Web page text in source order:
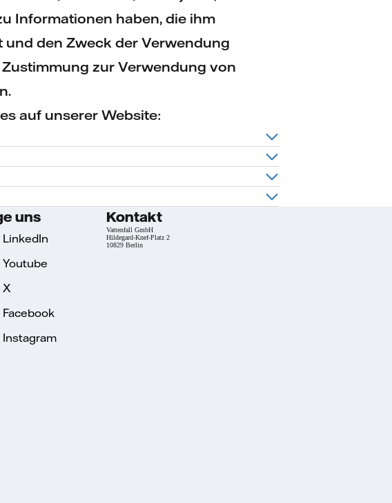
Informationen haben, die ihm
den Zweck der Verwendung
zur Verwendung von
auf unserer Website:
uns
LinkedIn
Youtube
X
Facebook
Instagram
Kontakt
Vattenfall GmbH
Hildegard-Knef-Platz 2
10829 Berlin